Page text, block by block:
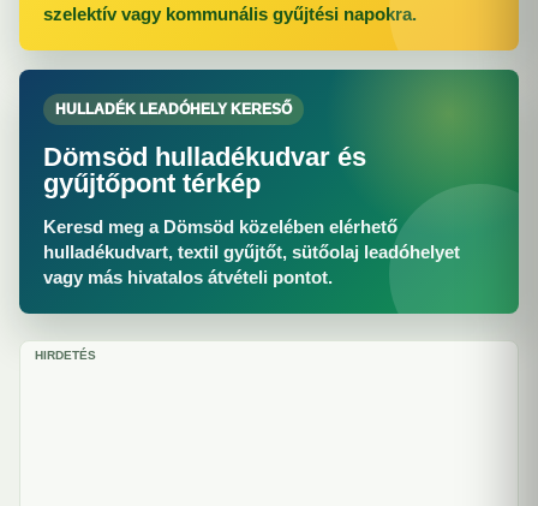
szelektív vagy kommunális gyűjtési napokra.
HULLADÉK LEADÓHELY KERESŐ
Dömsöd hulladékudvar és
gyűjtőpont térkép
Keresd meg a Dömsöd közelében elérhető
hulladékudvart, textil gyűjtőt, sütőolaj leadóhelyet
vagy más hivatalos átvételi pontot.
HIRDETÉS